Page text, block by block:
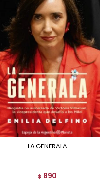
LA GENERALA
$ 890